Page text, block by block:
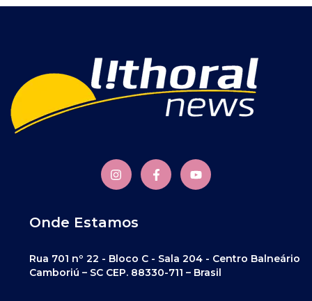
Onde Estamos
Rua 701 nº 22 - Bloco C - Sala 204 - Centro Balneário
Camboriú – SC CEP. 88330-711 – Brasil